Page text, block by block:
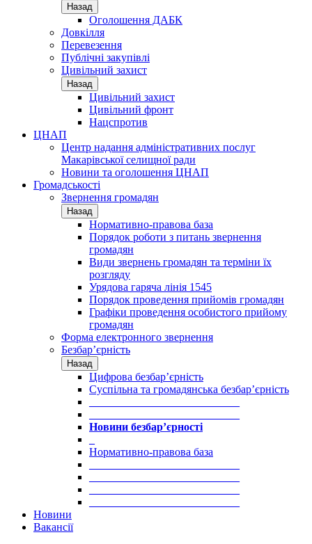
Назад
Оголошення ДАБК
Довкілля
Перевезення
Публічні закупівлі
Цивільний захист
Назад
Цивільний захист
Цивільний фронт
Нацспротив
ЦНАП
Центр надання адміністративних послуг
Макарівської селищної ради
Новини та оголошення ЦНАП
Громадськості
Звернення громадян
Назад
Нормативно-правова база
Порядок роботи з питань звернення
громадян
Види звернень громадян та терміни їх
розгляду
Урядова гаряча лінія 1545
Порядок проведення прийомів громадян
Графіки проведення особистого прийому
громадян
Форма електронного звернення
Безбар’єрність
Назад
Цифрова безбар’єрність
Суспільна та громадянська безбар’єрність
Новини безбар’єрності
Нормативно-правова база
Новини
Вакансії